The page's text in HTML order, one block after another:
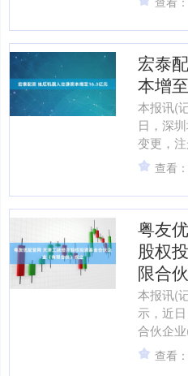
册资本
宏泰
本增
本报讯(
日，深
变更，
元。股
Robotics....
查看
粤友
股权
限合
本报讯(
示，近
合伙企
人为工
亿元，
查看